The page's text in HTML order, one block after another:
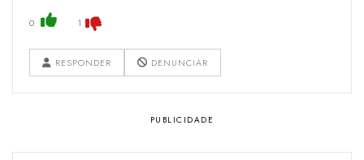
0 1
RESPONDER DENUNCIAR